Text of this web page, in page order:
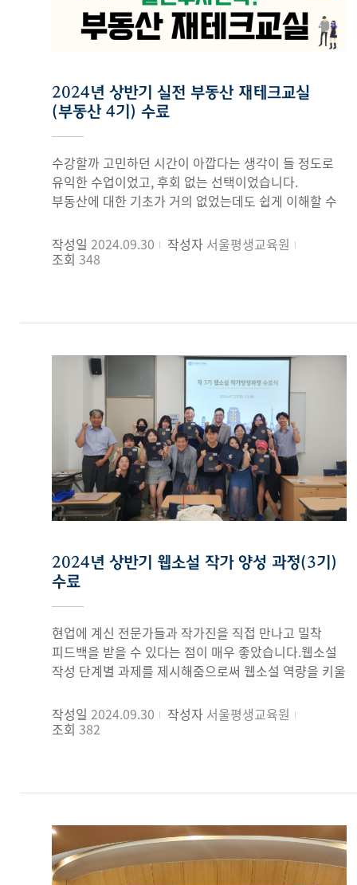
2024년 상반기 실전 부동산 재테크교실
(부동산 4기) 수료
수강할까 고민하던 시간이 아깝다는 생각이 들 정도로
유익한 수업이었고, 후회 없는 선택이었습니다.
부동산에 대한 기초가 거의 없었는데도 쉽게 이해할 수
기다려졌습니다.
작성일 2024.09.30 작성자 서울평생교육원
조회 348
2024년 상반기 웹소설 작가 양성 과정(3기)
수료
현업에 계신 전문가들과 작가진을 직접 만나고 밀착
피드백을 받을 수 있다는 점이 매우 좋았습니다.웹소설
작성 단계별 과제를 제시해줌으로써 웹소설 역량을 키울
충분한 도움이 되었습니다.작가 지망생 입장에서 웹소설
분야의 귀중한 인맥의 장을 열어준다는 점에서 매우
작성일 2024.09.30 작성자 서울평생교육원
조회 382